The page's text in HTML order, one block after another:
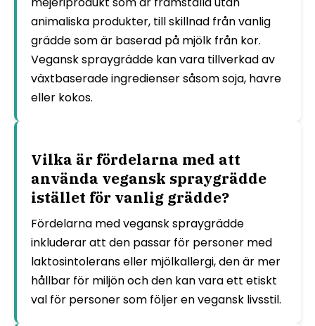
animaliska produkter, till skillnad från vanlig
grädde som är baserad på mjölk från kor.
Vegansk spraygrädde kan vara tillverkad av
växtbaserade ingredienser såsom soja, havre
eller kokos.
Vilka är fördelarna med att
använda vegansk spraygrädde
istället för vanlig grädde?
Fördelarna med vegansk spraygrädde
inkluderar att den passar för personer med
laktosintolerans eller mjölkallergi, den är mer
hållbar för miljön och den kan vara ett etiskt
val för personer som följer en vegansk livsstil.